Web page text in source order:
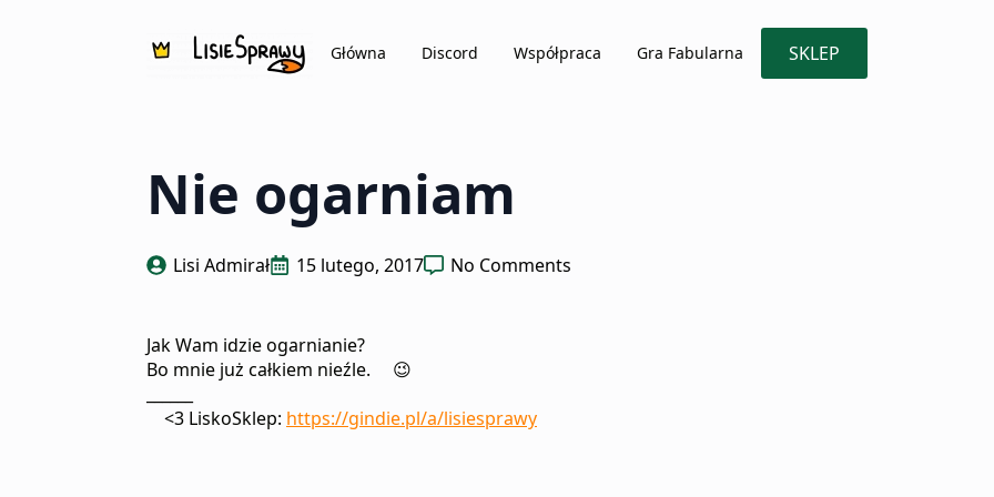
Główna Discord Współpraca Gra Fabularna SKLEP
Nie ogarniam
Lisi Admirał 15 lutego, 2017 No Comments
Jak Wam idzie ogarnianie?
Bo mnie już całkiem nieźle.
😉
<3 LiskoSklep: https://gindie.pl/a/lisiesprawy